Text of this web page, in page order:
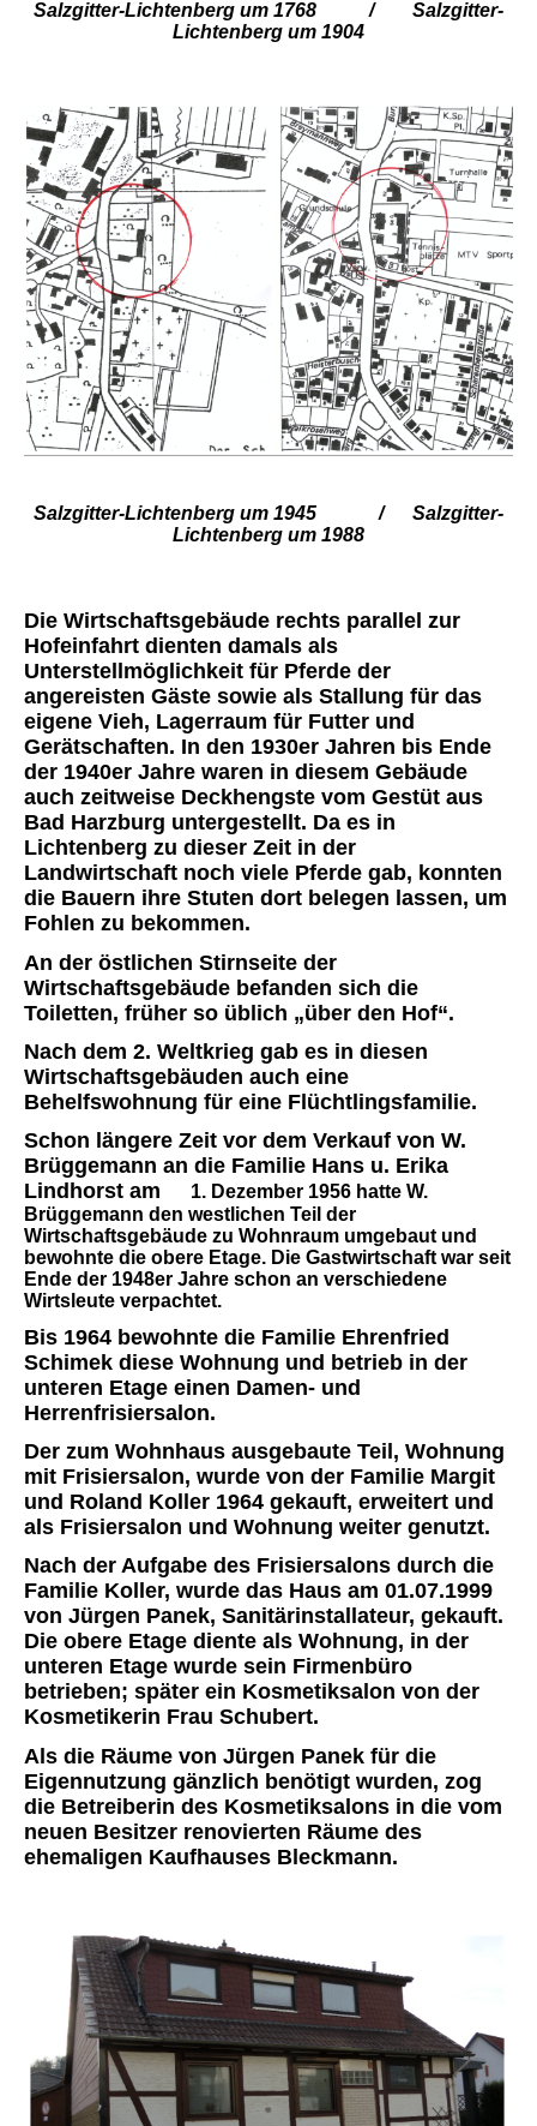
Salzgitter-Lichtenberg um 1768 / Salzgitter-
Lichtenberg um 1904
Salzgitter-Lichtenberg um 1945 / Salzgitter-
Lichtenberg um 1988
Die Wirtschaftsgebäude rechts parallel zur
Hofeinfahrt dienten damals als
Unterstellmöglichkeit für Pferde der
angereisten Gäste sowie als Stallung für das
eigene Vieh, Lagerraum für Futter und
Gerätschaften. In den 1930er Jahren bis Ende
der 1940er Jahre waren in diesem Gebäude
auch zeitweise Deckhengste vom Gestüt aus
Bad Harzburg untergestellt. Da es in
Lichtenberg zu dieser Zeit in der
Landwirtschaft noch viele Pferde gab, konnten
die Bauern ihre Stuten dort belegen lassen, um
Fohlen zu bekommen.
An der östlichen Stirnseite der
Wirtschaftsgebäude befanden sich die
Toiletten, früher so üblich „über den Hof“.
Nach dem 2. Weltkrieg gab es in diesen
Wirtschaftsgebäuden auch eine
Behelfswohnung für eine Flüchtlingsfamilie.
Schon längere Zeit vor dem Verkauf von W.
Brüggemann an die Familie Hans u. Erika
Lindhorst am
1. Dezember 1956 hatte W.
Brüggemann den westlichen Teil der
Wirtschaftsgebäude zu Wohnraum umgebaut und
bewohnte die obere Etage. Die Gastwirtschaft war seit
Ende der 1948er Jahre schon an verschiedene
Wirtsleute verpachtet.
Bis 1964 bewohnte die Familie Ehrenfried
Schimek diese Wohnung und betrieb in der
unteren Etage einen Damen- und
Herrenfrisiersalon.
Der zum Wohnhaus ausgebaute Teil, Wohnung
mit Frisiersalon, wurde von der Familie Margit
und Roland Koller 1964 gekauft, erweitert und
als Frisiersalon und Wohnung weiter genutzt.
Nach der Aufgabe des Frisiersalons durch die
Familie Koller, wurde das Haus am 01.07.1999
von Jürgen Panek, Sanitärinstallateur, gekauft.
Die obere Etage diente als Wohnung, in der
unteren Etage wurde sein Firmenbüro
betrieben; später ein Kosmetiksalon von der
Kosmetikerin Frau Schubert.
Als die Räume von Jürgen Panek für die
Eigennutzung gänzlich benötigt wurden, zog
die Betreiberin des Kosmetiksalons in die vom
neuen Besitzer renovierten Räume des
ehemaligen Kaufhauses Bleckmann.